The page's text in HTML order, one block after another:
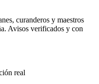
curanderos y maestros
Avisos verificados y con
real